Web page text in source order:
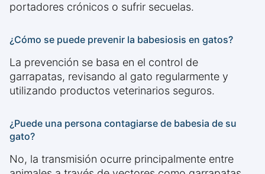
portadores crónicos o sufrir secuelas.
¿Cómo se puede prevenir la babesiosis en gatos?
La prevención se basa en el control de
garrapatas, revisando al gato regularmente y
utilizando productos veterinarios seguros.
¿Puede una persona contagiarse de babesia de su
gato?
No, la transmisión ocurre principalmente entre